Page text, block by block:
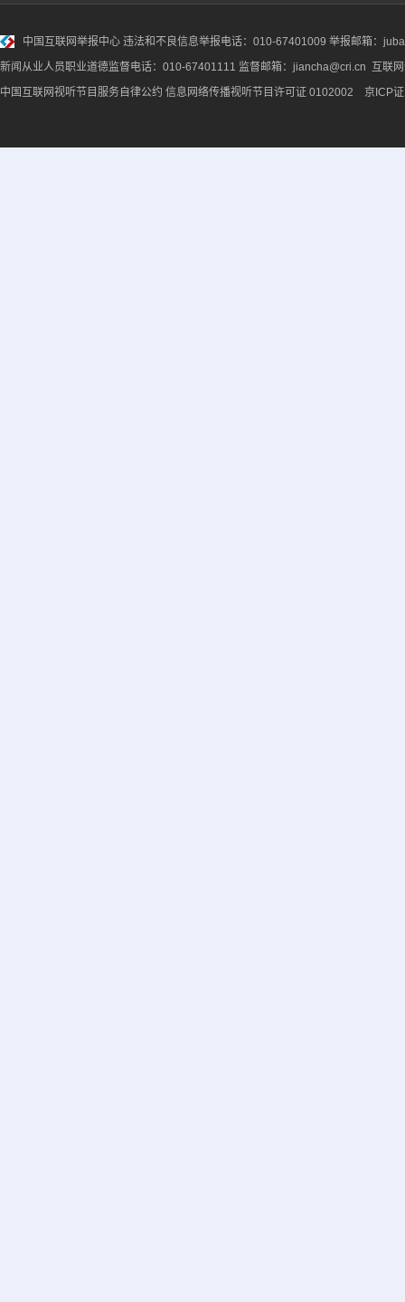
中国互联网举报中心 违法和不良信息举报电话：010-67401009 举报邮箱：
新闻从业人员职业道德监督电话：010-67401111 监督邮箱：jiancha@cri.cn 互联
中国互联网视听节目服务自律公约 信息网络传播视听节目许可证 0102002 京ICP